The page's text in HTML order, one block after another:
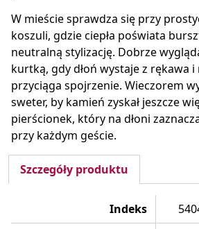
W mieście sprawdza się przy
koszuli, gdzie ciepła poświata
neutralną stylizację. Dobrze
kurtką, gdy dłoń wystaje z rękawa
przyciąga spojrzenie. Wieczorem
sweter, by kamień zyskał jeszcze
pierścionek, który na dłoni
przy każdym geście.
Szczegóły produktu
Indeks